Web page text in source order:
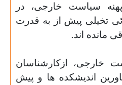
سیاست خارجی، در
تخیلی پیش از به قدرت
مانده اند.
خارجی، ازکارشناسان
اندیشکده ها و پیش